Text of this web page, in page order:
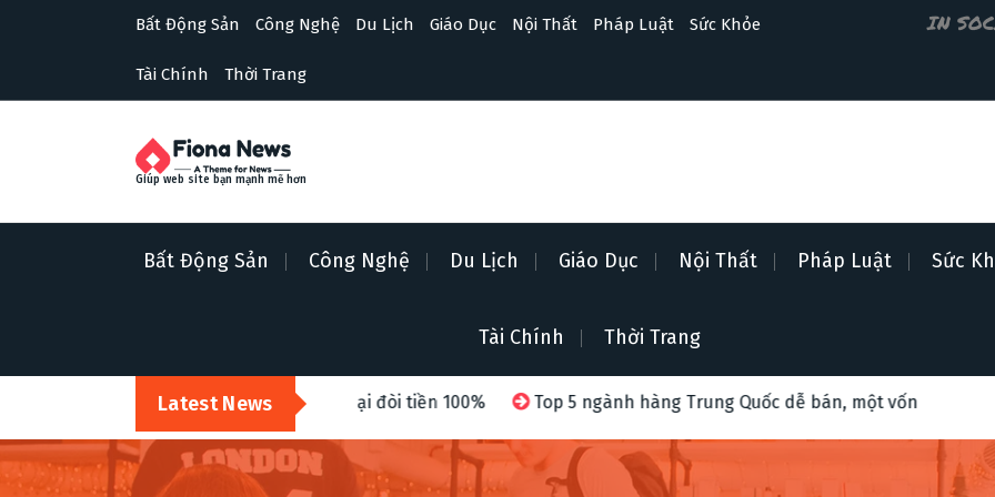
Bất Động Sản Công Nghệ Du Lịch Giáo Dục Nội Thất Pháp Luật Sức Khỏe
Tài Chính Thời Trang
IN
Giúp web site bạn mạnh mẽ hơn
Bất Động Sản Công Nghệ Du Lịch Giáo Dục Nội Thất Pháp Luật Sức
Tài Chính Thời Trang
Latest News
sai màu? Cách khiếu nại đòi tiền 100% Top 5 ngành hàng Trung Quốc dễ bán, một vốn bốn lời năm 2026 Bí